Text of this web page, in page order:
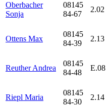
Oberbacher
Sonja
08145
84-67
2.02
Ottens Max
08145
84-39
2.13
Reuther Andrea
08145
84-48
E.08
Riepl Maria
08145
84-30
2.14